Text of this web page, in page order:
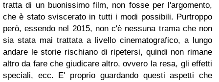
tratta di un buonissimo film, non fosse per l'argomento,
che è stato sviscerato in tutti i modi possibili. Purtroppo
però, essendo nel 2015, non c'è nessuna trama che non
sia stata mai trattata a livello cinematografico, a lungo
andare le storie rischiano di ripetersi, quindi non rimane
altro da fare che giudicare altro, ovvero la resa, gli effetti
speciali, ecc. E' proprio guardando questi aspetti che